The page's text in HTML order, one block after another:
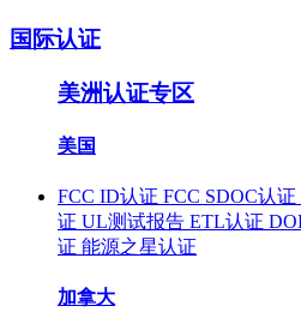
国际认证
美洲认证专区
美国
FCC ID认证 FCC SDOC认证
证 UL测试报告 ETL认证
证 能源之星认证
加拿大